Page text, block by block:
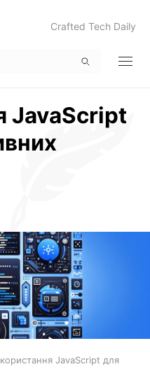
Crafted Tech Daily
JavaScript
JavaScript для